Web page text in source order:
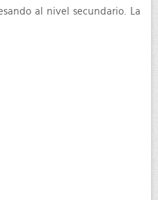
al nivel secundario. La